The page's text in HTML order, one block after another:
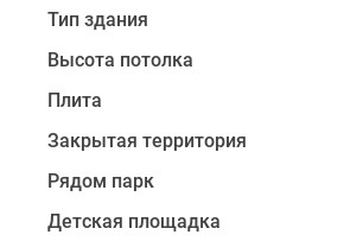
Евграфова»
представляет
4-
этажное
здание,
из
Тип здания
Высота потолка
Плита
Закрытая территория
Рядом парк
Детская площадка